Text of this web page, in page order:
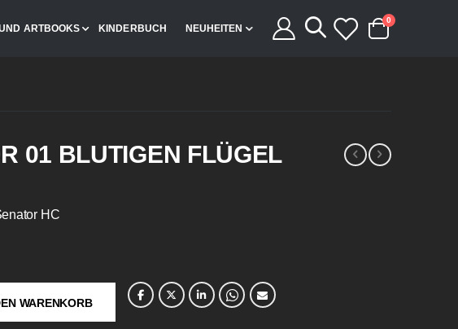
ARTBOOKS KINDERBUCH NEUHEITEN
Cart
0 Artikel
01 BLUTIGEN FLÜGEL
HC
WARENKORB